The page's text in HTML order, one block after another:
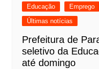
Educação Emprego
Últimas notícias
Prefeitura de
seletivo da
até domingo